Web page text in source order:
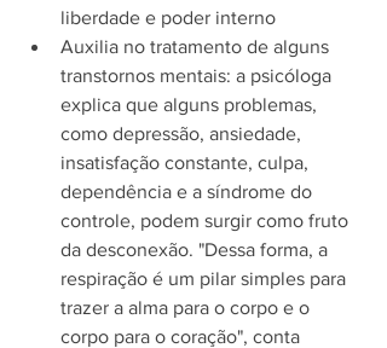
liberdade e poder interno
Auxilia no tratamento de alguns
transtornos mentais: a psicóloga
explica que alguns problemas,
como depressão, ansiedade,
insatisfação constante, culpa,
dependência e a síndrome do
controle, podem surgir como fruto
da desconexão. "Dessa forma, a
respiração é um pilar simples para
trazer a alma para o corpo e o
corpo para o coração", conta